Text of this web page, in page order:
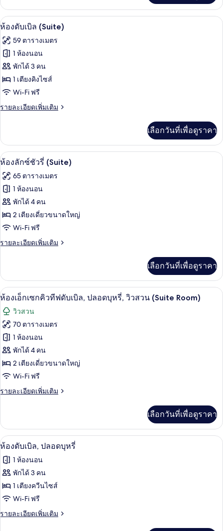
ทวิน
(Suite)
เกี่ยว
กับ
ห้อง
พี
เรีย
น
(Suite)
เปิด
ภาพถ่าย
ทั้งหมด
ของ
ห้อง
ดับเบิล
(Suite)
ห้องดับเบิล (Suite) | มินิบาร์, ตู้นิรภัยใ
5
ห้องดับเบิล (Suite)
59 ตารางเมตร
1 ห้องนอน
พักได้ 3 คน
1 เตียงคิงไซส์
Wi-Fi ฟรี
รายละเอียดเพิ่มเติม
ราย
เกี่ยว
กับ
ห้อง
(Suite)
เลือกวันที่เพื่อดูราคา
เปิด
ภาพถ่าย
ทั้งหมด
ของ
ห้อง
ลัก
ซ์ชัว
(Suite)
ห้องลักซ์ชัวรี่ (Suite) | มินิบาร์, ตู้นิรภัย
3
ห้องลักซ์ชัวรี่ (Suite)
65 ตารางเมตร
1 ห้องนอน
พักได้ 4 คน
2 เตียงเดี่ยวขนาดใหญ่
Wi-Fi ฟรี
รายละเอียดเพิ่มเติม
ราย
เกี่ยว
กับ
ห้อง
ซ์ชัว
รี่
(Suite)
เลือกวันที่เพื่อดูราคา
เปิด
ภาพถ่าย
ทั้งหมด
ของ
ห้อง
เอ็ก
เซก
คิว
ดับเบิล,
ปลอด
บุหรี่,
วิว
สวน
(Suite
Room)
ห้องเอ็กเซกคิวทีฟดับเบิล, ปลอดบุหรี่,
6
ห้องเอ็กเซกคิวทีฟดับเบิล, ปลอดบุหรี่, วิวสวน (Suite Room)
วิวสวน
70 ตารางเมตร
1 ห้องนอน
พักได้ 4 คน
2 เตียงเดี่ยวขนาดใหญ่
Wi-Fi ฟรี
รายละเอียดเพิ่มเติม
ราย
เกี่ยว
กับ
ห้อง
เซก
คิว
ดับเบิล,
ปลอด
วิว
เลือกวันที่เพื่อดูราคา
เปิด
ภาพถ่าย
ทั้งหมด
ของ
ห้อง
ดับเบิล,
ห้องดับเบิล, ปลอดบุหรี่ | มินิบาร์, ตู้นิร
2
ห้องดับเบิล, ปลอดบุหรี่
1 ห้องนอน
พักได้ 3 คน
1 เตียงควีนไซส์
Wi-Fi ฟรี
รายละเอียดเพิ่มเติม
ราย